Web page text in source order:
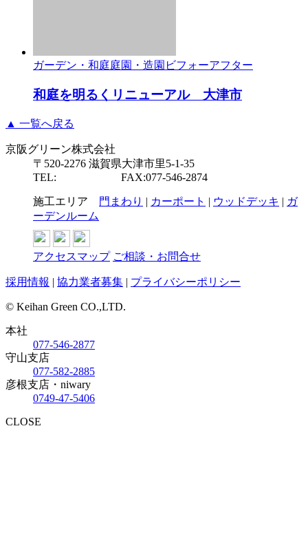
ガーデン・和庭庭園・造園 ビフォーアフター
和庭を明るくリニューアル 大津市
▲ 一覧へ戻る
京阪グリーン株式会社
〒520-2276 滋賀県大津市里5-1-35
TEL:
FAX:077-546-2874
施工エリア 門まわり | カーポート | ウッドデッキ | ガ
ーデンルーム
アクセスマップ ご相談・お問合せ
採用情報 | 協力業者募集 | プライバシーポリシー
© Keihan Green CO.,LTD.
本社
077-546-2877
守山支店
077-582-2885
彦根支店・niwary
0749-47-5406
CLOSE